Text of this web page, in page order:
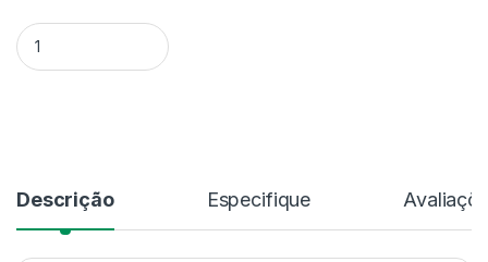
Quantidade Monstera 'Burle Marx Flame'
Descrição Especifique